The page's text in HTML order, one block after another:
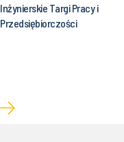
Inżynierskie Targi Pracy i
Przedsiębiorczości